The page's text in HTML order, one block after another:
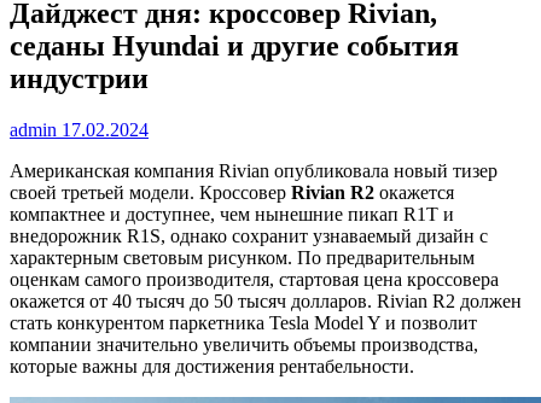
Дайджест дня: кроссовер Rivian,
седаны Hyundai и другие события
индустрии
admin 17.02.2024
Американская компания Rivian опубликовала новый тизер
своей третьей модели. Кроссовер Rivian R2 окажется
компактнее и доступнее, чем нынешние пикап R1T и
внедорожник R1S, однако сохранит узнаваемый дизайн с
характерным световым рисунком. По предварительным
оценкам самого производителя, стартовая цена кроссовера
окажется от 40 тысяч до 50 тысяч долларов. Rivian R2 должен
стать конкурентом паркетника Tesla Model Y и позволит
компании значительно увеличить объемы производства,
которые важны для достижения рентабельности.